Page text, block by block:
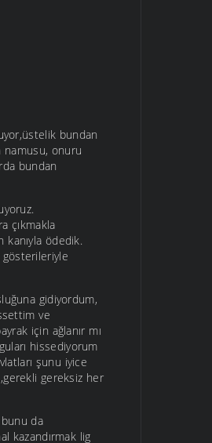
bundan
onuru
bundan
çıkmakla
kanıyla ödedik.
gösterileriyle
gidiyordum,
ve
için ağlanır mı
hissediyorum
şunu iyice
gereksiz her
bunu da
kazandırmak lig